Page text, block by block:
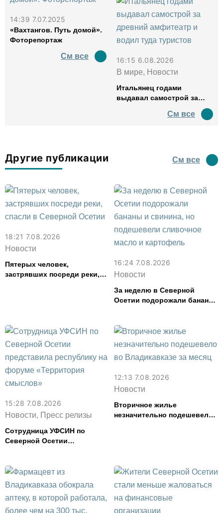
14:39 7.07.2025
«Вахтангов. Путь домой».
Фоторепортаж
См все
16:15 6.08.2026
В мире, Новости
Итальянец годами
выдавал самострой за
водил туда туристов
См все
Другие публикации См все
18:21 7.08.2026
Новости
Пятерых человек,
застрявших посреди реки,
16:24 7.08.2026
Новости
За неделю в Северной
Осетии подорожали бананы
картофель
15:28 7.08.2026
Новости, Пресс релизы
Сотрудница УФСИН по
Северной Осетии
смыслов»
12:13 7.08.2026
Новости
Вторичное жилье
незначительно подешевело